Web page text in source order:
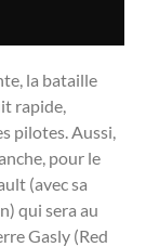
la bataille
rapide,
pilotes. Aussi,
pour le
(avec sa
qui sera au
Gasly (Red